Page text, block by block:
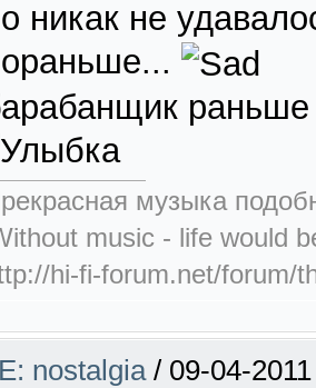
никак не
музыка
music - life would
hi-fi-forum.net/forum/
nostalgia / 09-04-